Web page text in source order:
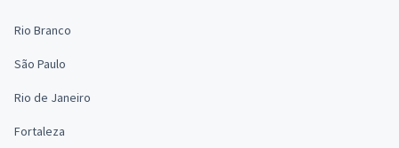
Rio Branco
São Paulo
Rio de Janeiro
Fortaleza